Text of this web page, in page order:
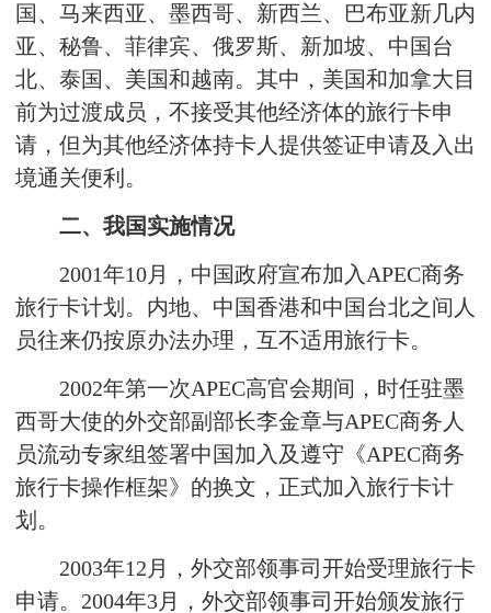
国、马来西亚、墨西哥、新西兰、巴布亚新几内
亚、秘鲁、菲律宾、俄罗斯、新加坡、中国台
北、泰国、美国和越南。其中，美国和加拿大目
前为过渡成员，不接受其他经济体的旅行卡申
请，但为其他经济体持卡人提供签证申请及入出
境通关便利。
二、我国实施情况
2001年10月，中国政府宣布加入APEC商务
旅行卡计划。内地、中国香港和中国台北之间人
员往来仍按原办法办理，互不适用旅行卡。
2002年第一次APEC高官会期间，时任驻墨
西哥大使的外交部副部长李金章与APEC商务人
员流动专家组签署中国加入及遵守《APEC商务
旅行卡操作框架》的换文，正式加入旅行卡计
划。
2003年12月，外交部领事司开始受理旅行卡
申请。2004年3月，外交部领事司开始颁发旅行